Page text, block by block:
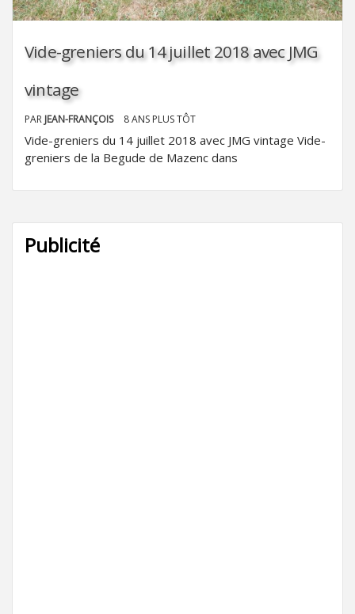
Vide-greniers du 14 juillet 2018 avec JMG
vintage
PAR JEAN-FRANÇOIS 8 ANS PLUS TÔT
Vide-greniers du 14 juillet 2018 avec JMG vintage Vide-
greniers de la Begude de Mazenc dans
Publicité